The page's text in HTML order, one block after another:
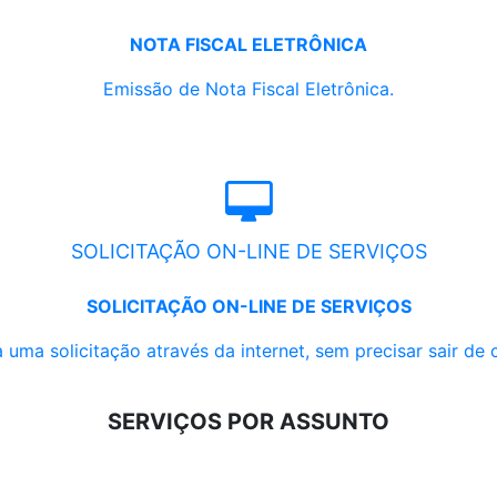
NOTA FISCAL ELETRÔNICA
Emissão de Nota Fiscal Eletrônica.
SOLICITAÇÃO ON-LINE DE SERVIÇOS
SOLICITAÇÃO ON-LINE DE SERVIÇOS
uma solicitação através da internet, sem precisar sair de
SERVIÇOS POR ASSUNTO